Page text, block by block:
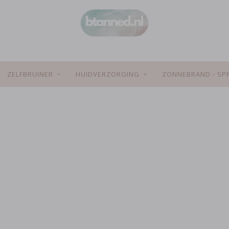
ZELFBRUINER HUIDVERZORGING ZONNEBRAND - SPF